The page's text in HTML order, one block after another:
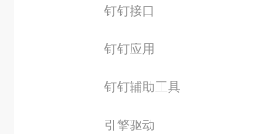
钉钉接口
钉钉应用
钉钉辅助工具
引擎驱动